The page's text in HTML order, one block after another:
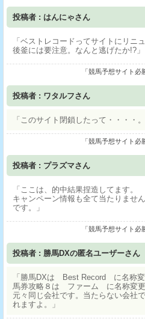
投稿者 : はんにゃさん
「ベストレコードってサイトにリニ
後釜には要注意。なんと逃げたか!?」
「競馬予想サイト
投稿者 : ワタルフさん
「このサイト閉鎖したって・・・・
「競馬予想サイト
投稿者 : プラズマさん
「ここは、的中結果捏造してます。
キャンペーン情報も全て当たりませ
です。」
「競馬予想サイト
投稿者 : 勝馬DXの匿名ユーザーさん
「勝馬DXは Best Record に名称
馬券攻略８は ファーム に名称変更
元々同じ会社です。当たらない会社
れますよ。」